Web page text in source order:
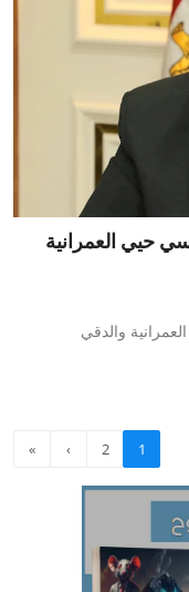
حيي العمرانية
والدقي
1
2
›
»